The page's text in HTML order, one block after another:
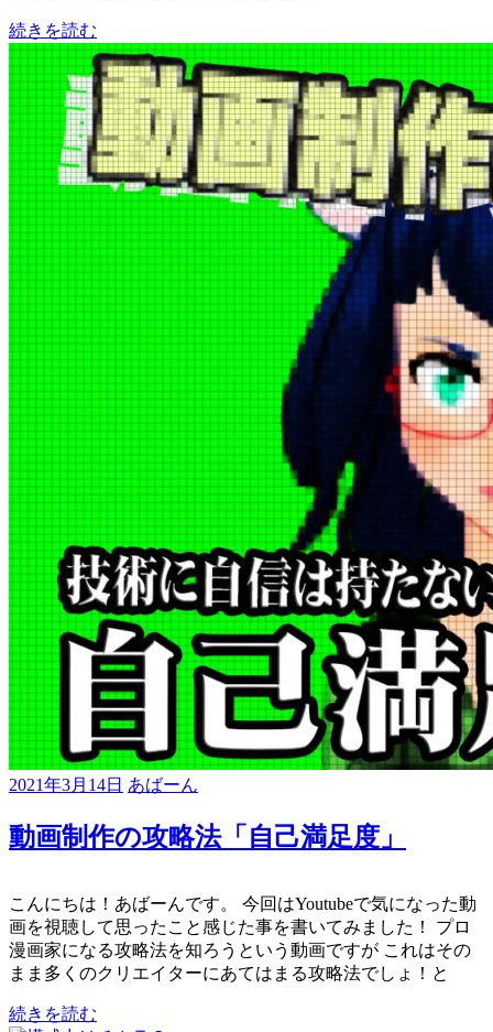
続きを読む
2021年3月14日 あばーん
動画制作の攻略法「自己満足度」
こんにちは！あばーんです。 今回はYoutubeで気になった動
画を視聴して思ったこと感じた事を書いてみました！ プロ
漫画家になる攻略法を知ろうという動画ですが これはその
まま多くのクリエイターにあてはまる攻略法でしょ！と
続きを読む